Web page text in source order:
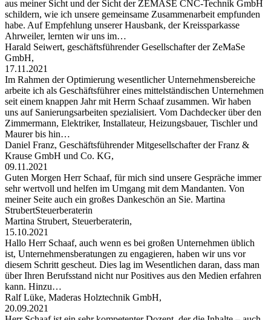
aus meiner Sicht und der Sicht der ZEMASE CNC-Technik GmbH
schildern, wie ich unsere gemeinsame Zusammenarbeit empfunden
habe. Auf Empfehlung unserer Hausbank, der Kreissparkasse
Ahrweiler, lernten wir uns im…
Harald Seiwert, geschäftsführender Gesellschafter der ZeMaSe
GmbH,
17.11.2021
Im Rahmen der Optimierung wesentlicher Unternehmensbereiche
arbeite ich als Geschäftsführer eines mittelständischen Unternehmen
seit einem knappen Jahr mit Herrn Schaaf zusammen. Wir haben
uns auf Sanierungsarbeiten spezialisiert. Vom Dachdecker über den
Zimmermann, Elektriker, Installateur, Heizungsbauer, Tischler und
Maurer bis hin…
Daniel Franz, Geschäftsführender Mitgesellschafter der Franz &
Krause GmbH und Co. KG,
09.11.2021
Guten Morgen Herr Schaaf, für mich sind unsere Gespräche immer
sehr wertvoll und helfen im Umgang mit dem Mandanten. Von
meiner Seite auch ein großes Dankeschön an Sie. Martina
StrubertSteuerberaterin
Martina Strubert, Steuerberaterin,
15.10.2021
Hallo Herr Schaaf, auch wenn es bei großen Unternehmen üblich
ist, Unternehmensberatungen zu engagieren, haben wir uns vor
diesem Schritt gescheut. Dies lag im Wesentlichen daran, dass man
über Ihren Berufsstand nicht nur Positives aus den Medien erfahren
kann. Hinzu…
Ralf Lüke, Maderas Holztechnik GmbH,
20.09.2021